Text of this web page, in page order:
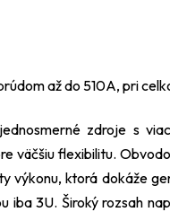
až do 510A, pri
zdroje s
väčšiu flexibilitu.
výkonu, ktorá dokáže
3U. Široký rozsah